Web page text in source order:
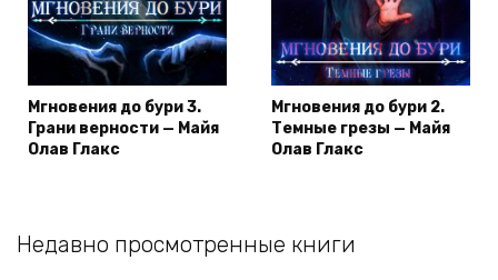
Мгновения до бури 3.
Грани верности — Майя
Олав Глакс
Мгновения до бури 2.
Темные грезы — Майя
Олав Глакс
Недавно просмотренные книги